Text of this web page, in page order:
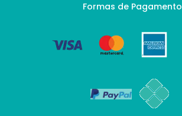
Formas de Pagamento